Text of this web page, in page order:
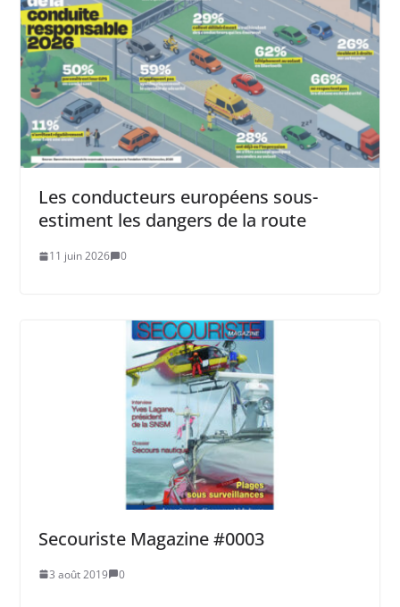
Les conducteurs européens sous-
estiment les dangers de la route
11 juin 2026 0
Secouriste Magazine #0003
3 août 2019 0